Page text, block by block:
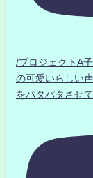
/プロジェクトA
の可愛いらしい
をパタパタさせ